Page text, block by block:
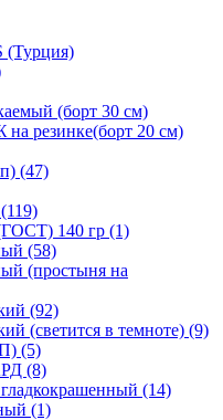
(Турция)
(борт 30 см)
резинке(борт 20 см)
(47)
140 гр (1)
(58)
(простыня на
(92)
(светится в темноте) (9)
(5)
(8)
(14)
(1)